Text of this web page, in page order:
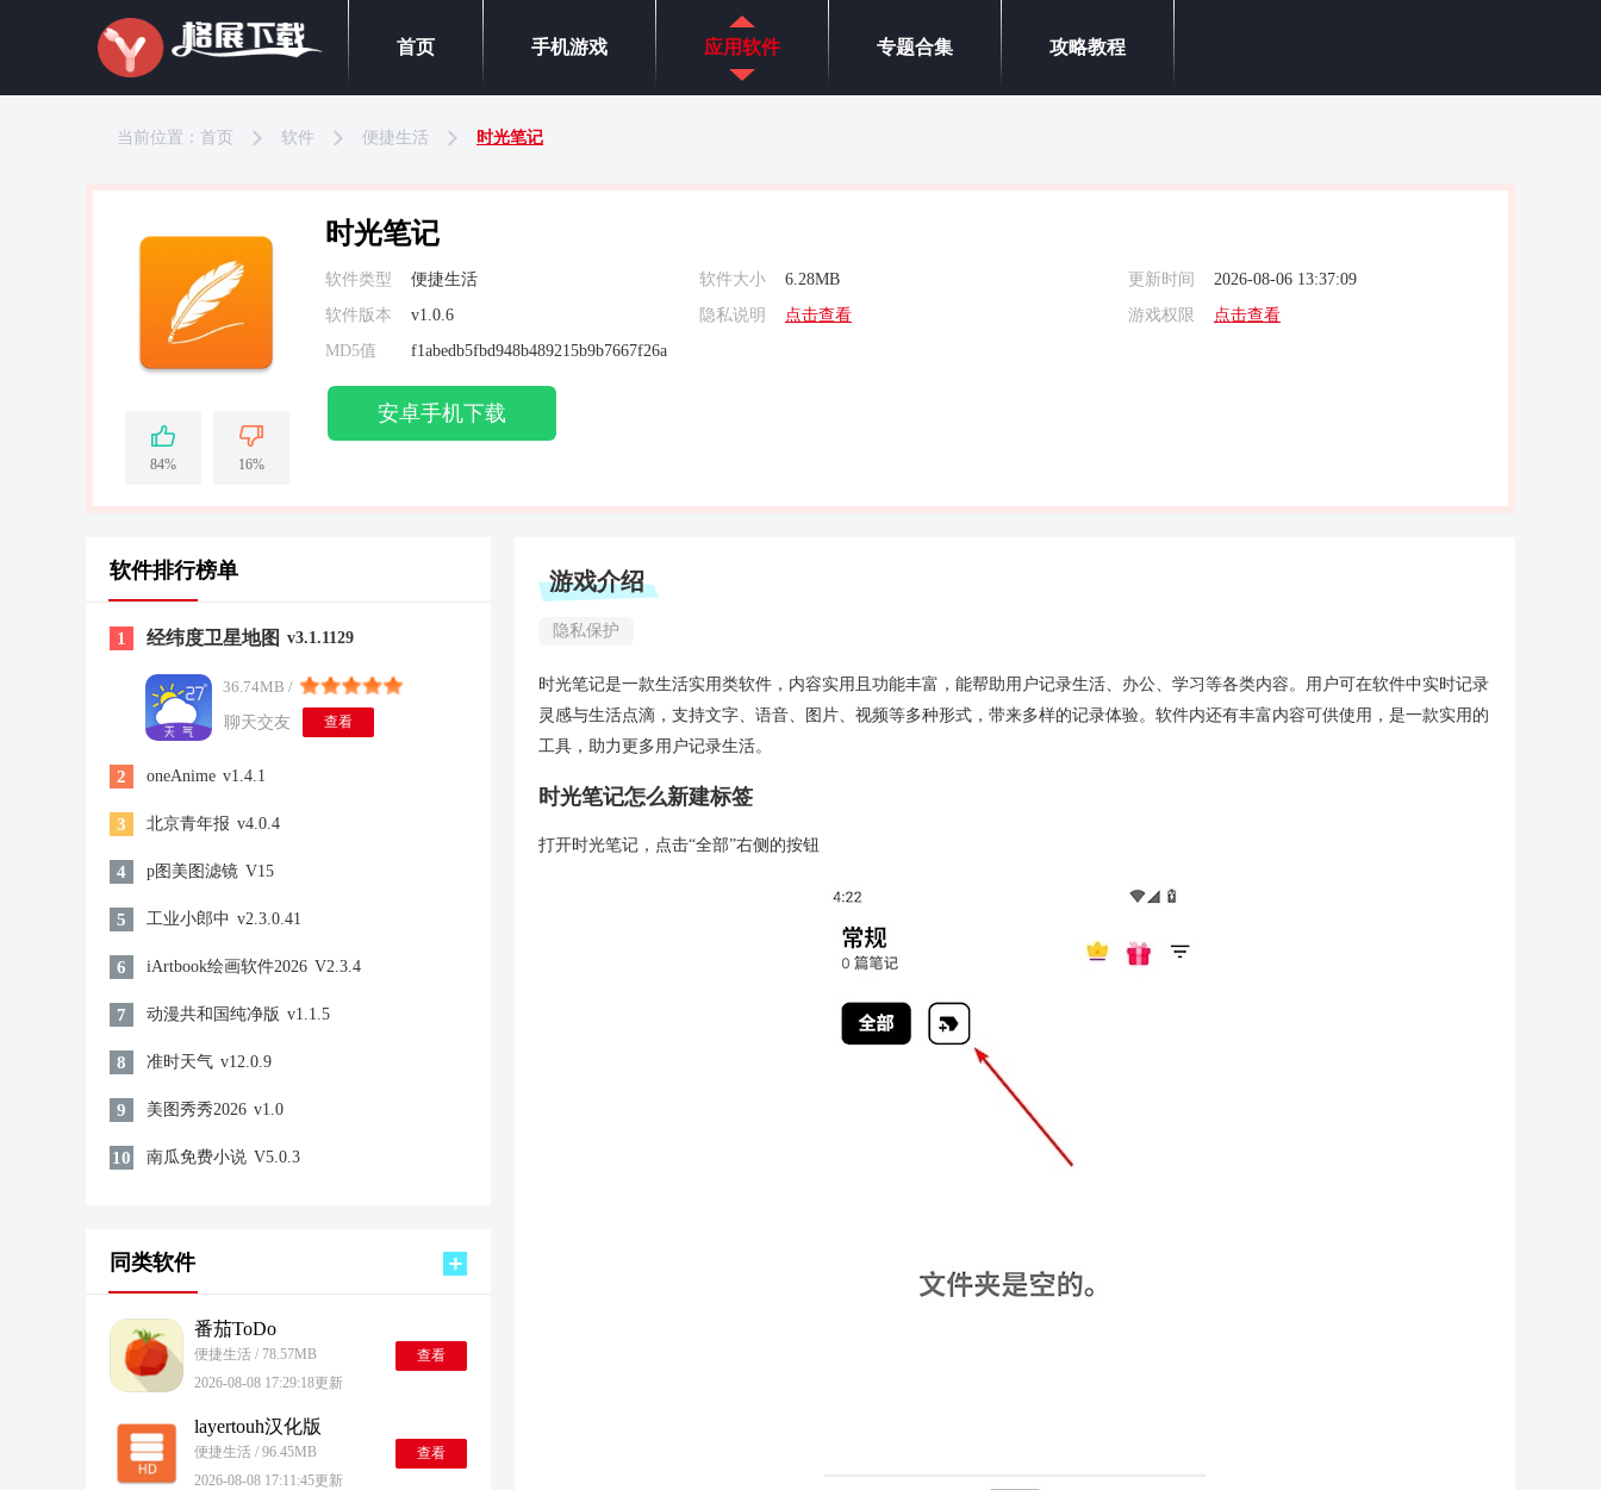
首页 手机游戏 应用软件 专题合集 攻略教程
当前位置： 首页 软件 便捷生活 时光笔记
84% 16%
时光笔记
软件类型 便捷生活 软件大小 6.28MB 更新时间
2026-08-06 13:37:09
软件版本
v1.0.6 隐私说明 点击查看 游戏权限
点击查看
MD5值
f1abedb5fbd948b489215b9b7667f26a
安卓手机下载
软件排行榜单
1 经纬度卫星地图 v3.1.1129
36.74MB /
聊天交友
查看
2 oneAnime v1.4.1
3 北京青年报 v4.0.4
4 p图美图滤镜 V15
5 工业小郎中 v2.3.0.41
6 iArtbook绘画软件2026 V2.3.4
7 动漫共和国纯净版 v1.1.5
8 准时天气 v12.0.9
9 美图秀秀2026 v1.0
10 南瓜免费小说 V5.0.3
同类软件
番茄ToDo
便捷生活 / 78.57MB
2026-08-08 17:29:18更新
查看
layertouh汉化版
便捷生活 / 96.45MB
2026-08-08 17:11:45更新
查看
游戏介绍
隐私保护
时光笔记是一款生活实用类软件，内容实用且功能丰富，能帮助用户记录生活、办公、学习等各类内容。用户可在软件中实时记录
灵感与生活点滴，支持文字、语音、图片、视频等多种形式，带来多样的记录体验。软件内还有丰富内容可供使用，是一款实用的
工具，助力更多用户记录生活。
时光笔记怎么新建标签
打开时光笔记，点击“全部”右侧的按钮